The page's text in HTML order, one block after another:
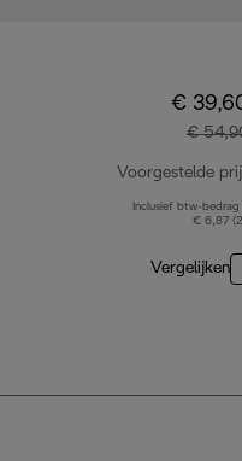
€
€
Voorgestelde
Inclusief btw-bedrag
€ 6,87
Vergelijken